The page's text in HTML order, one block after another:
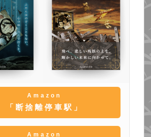
Amazon
「断捨離停車駅」
Amazon